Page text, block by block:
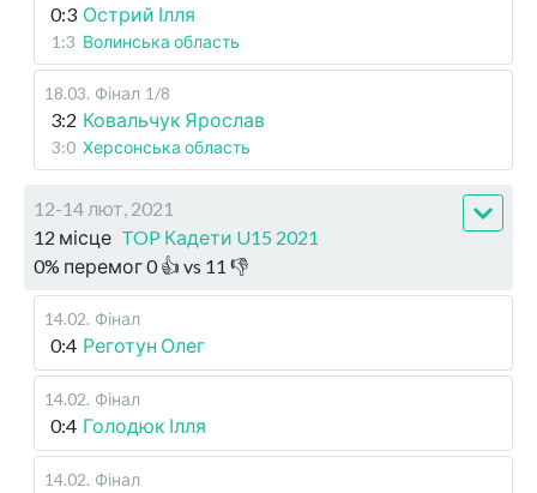
0:3 Острий Ілля
1:3 Волинська область
18.03. Фінал 1/8
3:2 Ковальчук Ярослав
3:0 Херсонська область
12-14 лют, 2021
12 місце TOP Кадети U15 2021
0% перемог0👍 vs 11 👎
14.02. Фінал
0:4 Реготун Олег
14.02. Фінал
0:4 Голодюк Ілля
14.02. Фінал